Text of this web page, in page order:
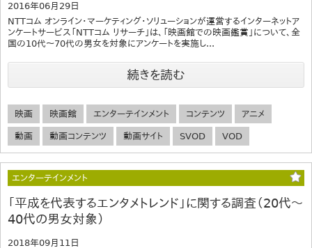
2016年06月29日
NTTコム オンライン・マーケティング・ソリューションが運営するインターネットア
ンケートサービス「NTTコム リサーチ」は、「映画館での映画鑑賞」について、全
国の10代～70代の男女を対象にアンケートを実施し...
続きを読む
映画 映画館 エンターテインメント コンテンツ アニメ
動画 動画コンテンツ 動画サイト SVOD VOD
エンターテインメント
「平成を代表するエンタメトレンド」に関する調査（20代～
40代の男女対象）
2018年09月11日